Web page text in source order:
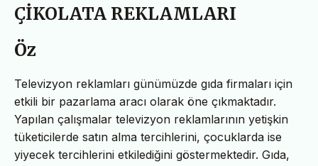
ÇİKOLATA REKLAMLARI
Öz
Televizyon reklamları günümüzde gıda firmaları için
etkili bir pazarlama aracı olarak öne çıkmaktadır.
Yapılan çalışmalar televizyon reklamlarının yetişkin
tüketicilerde satın alma tercihlerini, çocuklarda ise
yiyecek tercihlerini etkilediğini göstermektedir. Gıda,